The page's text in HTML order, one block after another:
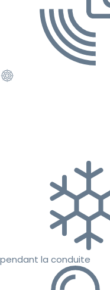
pendant la conduite